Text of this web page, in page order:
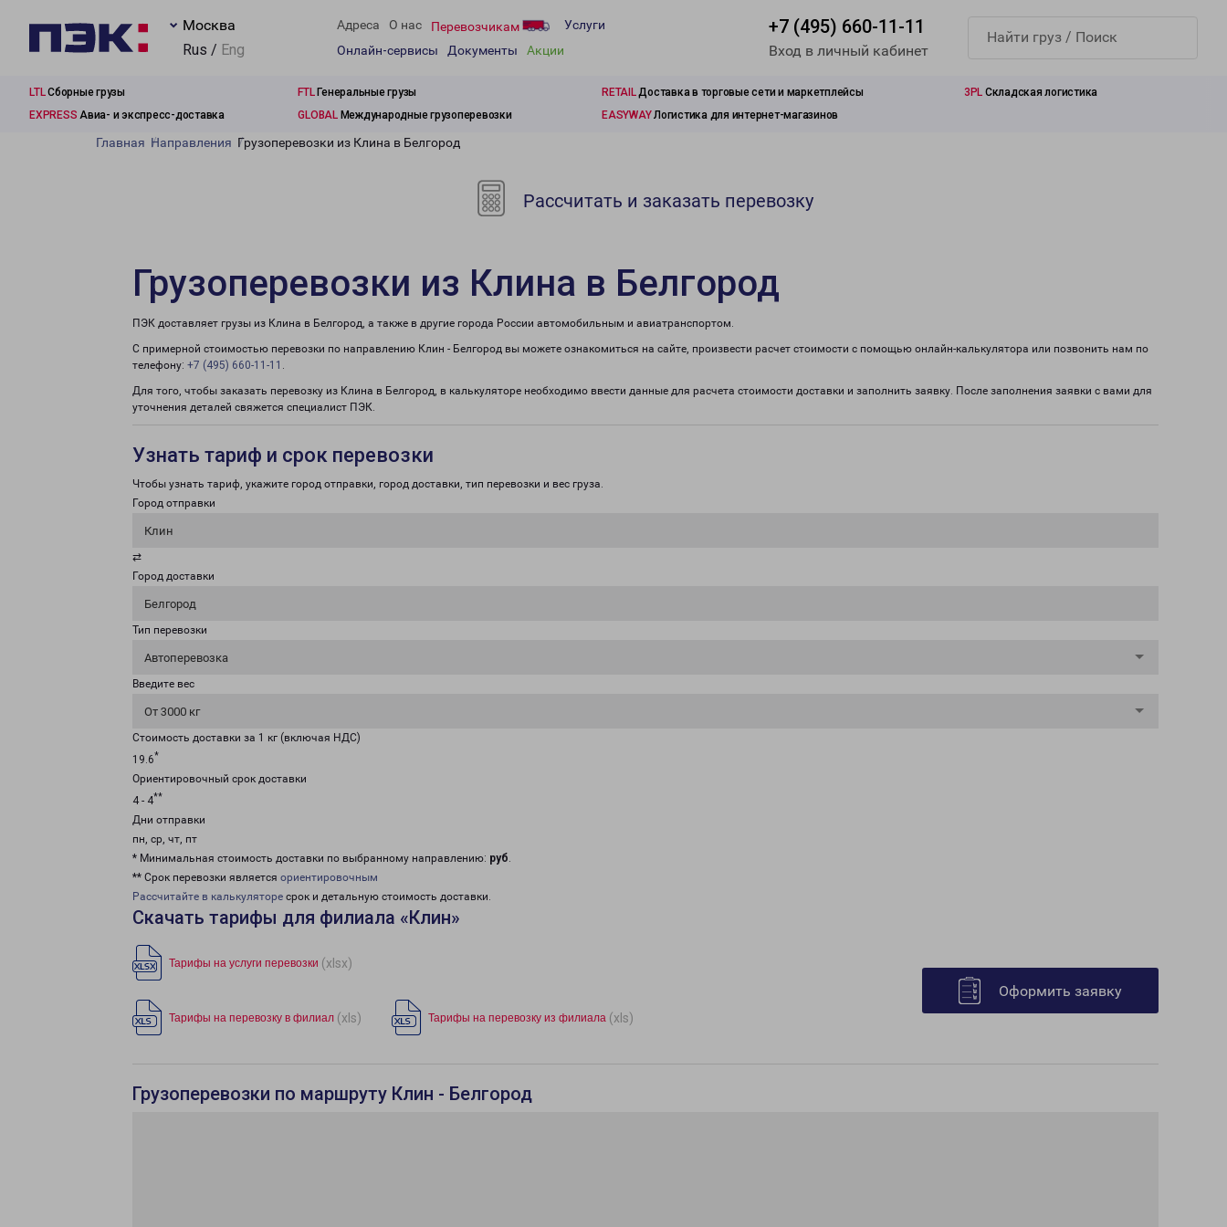
Москва
Rus / Eng
Адреса О нас Перевозчикам
Услуги
Онлайн-сервисы
Документы Акции
+7 (495) 660-11-11
Вход в личный кабинет
LTLСборные грузы FTLГенеральные грузы RETAILДоставка в торговые сети и маркетплейсы 3PL Складская логистика
EXPRESS Авиа- и экспресс-доставка GLOBALМеждународные грузоперевозки EASYWAYЛогистика для интернет-магазинов
Главная Направления Грузоперевозки из Клина в Белгород
Рассчитать и заказать перевозку
Грузоперевозки из Клина в Белгород
ПЭК доставляет грузы из Клина в Белгород, а также в другие города России автомобильным и авиатранспортом.
С примерной стоимостью перевозки по направлению Клин - Белгород вы можете ознакомиться на сайте, произвести расчет стоимости с помощью онлайн-калькулятора или позвонить нам по
телефону: +7 (495) 660-11-11 .
Для того, чтобы заказать перевозку из Клина в Белгород, в калькуляторе необходимо ввести данные для расчета стоимости доставки и заполнить заявку. После заполнения заявки с вами для
уточнения деталей свяжется специалист ПЭК.
Узнать тариф и срок перевозки
Чтобы узнать тариф, укажите город отправки, город доставки, тип перевозки и вес груза.
Город отправки
Клин
⇄
Город доставки
Белгород
Тип перевозки
Автоперевозка
Введите вес
От 3000 кг
Стоимость доставки за 1 кг (включая НДС)
19.6*
Ориентировочный срок доставки
4 - 4**
Дни отправки
пн, ср, чт, пт
* Минимальная стоимость доставки по выбранному направлению: руб.
** Срок перевозки является ориентировочным
Рассчитайте в калькуляторе срок и детальную стоимость доставки.
Скачать тарифы для филиала «Клин»
Тарифы на услуги перевозки (xlsx)
Тарифы на перевозку в филиал (xls) Тарифы на перевозку из филиала (xls)
Оформить заявку
Грузоперевозки по маршруту Клин - Белгород